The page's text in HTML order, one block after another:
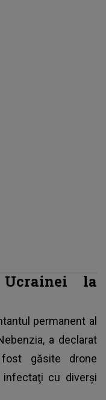
la
permanent al
a declarat
găsite drone
cu diverşi